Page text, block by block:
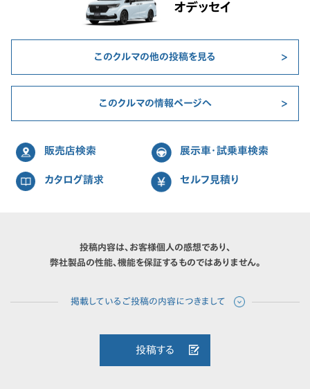
オデッセイ
このクルマの他の投稿を見る
このクルマの情報ページへ
販売店検索 展示車・試乗車検索
カタログ請求 セルフ見積り
投稿内容は、お客様個人の感想であり、
弊社製品の性能、機能を保証するものではありません。
投稿する